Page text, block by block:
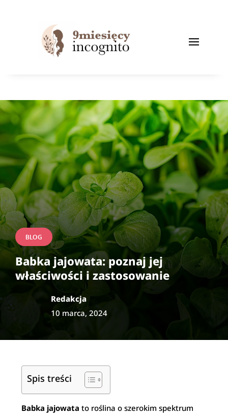
BLOG
Babka jajowata: poznaj jej
właściwości i zastosowanie
Redakcja
10 marca, 2024
Spis treści
Babka jajowata to roślina o szerokim spektrum